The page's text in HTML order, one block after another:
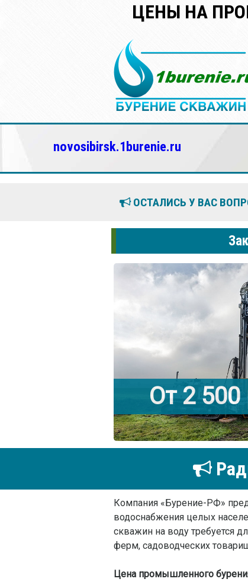
ЦЕНЫ НА
novosibirsk.1burenie.ru
ОСТАЛИСЬ У ВАС
От 2
Компания «Бурение-РФ»
водоснабжения целых
скважин на воду требуется
ферм, садоводческих
Цена промышленного